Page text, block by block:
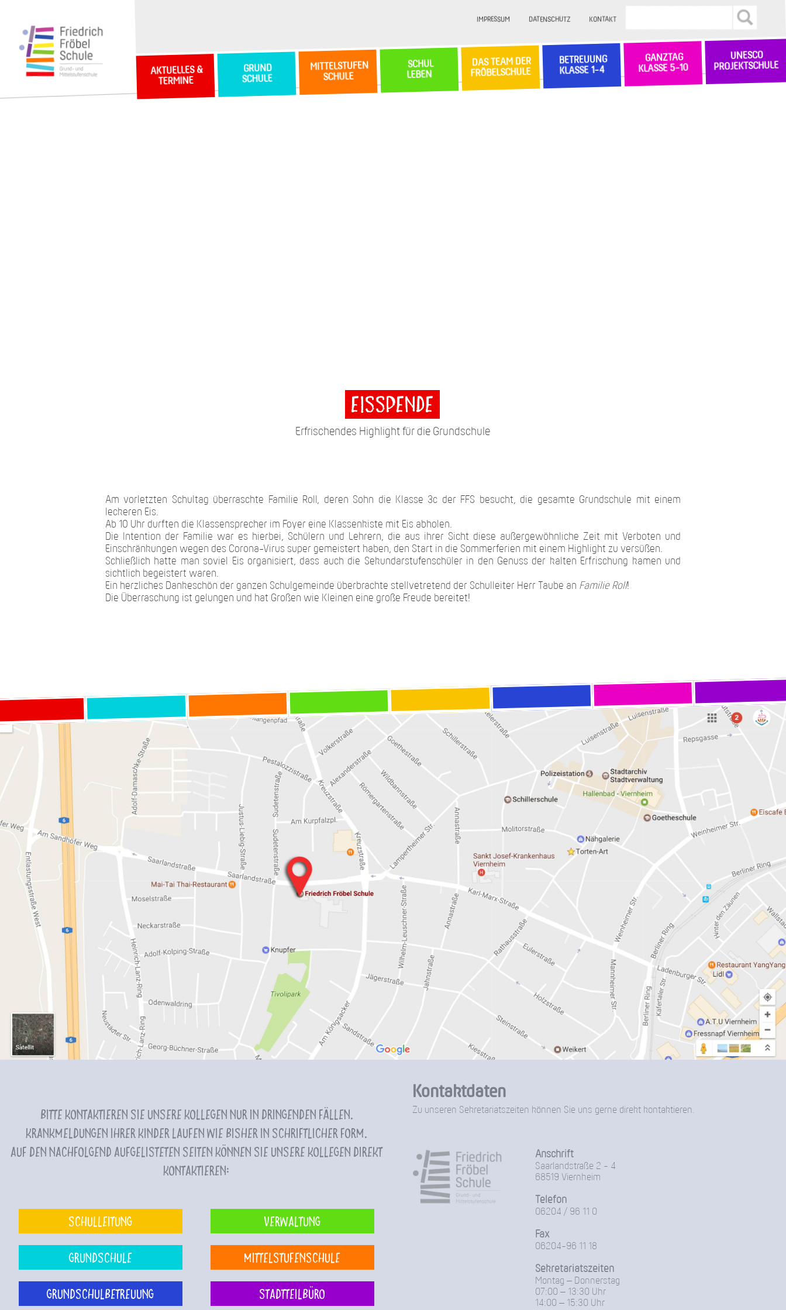
IMPRESSUM DATENSCHUTZ KONTAKT
AKTUELLES &
TERMINE
GRUND
SCHULE
MITTELSTUFEN
SCHULE
SCHUL
LEBEN
DAS TEAM DER
FRÖBELSCHULE
BETREUUNG
KLASSE 1-4
GANZTAG
KLASSE 5-10
UNESCO
PROJEKTSCHULE
Eisspende
Erfrischendes Highlight für die Grundschule
Am vorletzten Schultag überraschte Familie Roll, deren Sohn die Klasse 3c der FFS besucht, die gesamte Grundschule mit einem
leckeren Eis.
Ab 10 Uhr durften die Klassensprecher im Foyer eine Klassenkiste mit Eis abholen.
Die Intention der Familie war es hierbei, Schülern und Lehrern, die aus ihrer Sicht diese außergewöhnliche Zeit mit Verboten und
Einschränkungen wegen des Corona-Virus super gemeistert haben, den Start in die Sommerferien mit einem Highlight zu versüßen.
Schließlich hatte man soviel Eis organisiert, dass auch die Sekundarstufenschüler in den Genuss der kalten Erfrischung kamen und
sichtlich begeistert waren.
Ein herzliches Dankeschön der ganzen Schulgemeinde überbrachte stellvetretend der Schulleiter Herr Taube an Familie Roll!
Die Überraschung ist gelungen und hat Großen wie Kleinen eine große Freude bereitet!
Bitte kontaktieren Sie unsere Kollegen nur in dringenden Fällen.
Krankmeldungen Ihrer Kinder laufen wie bisher in schriftlicher Form.
Auf den nachfolgend aufgelisteten Seiten können Sie unsere Kollegen direkt
kontaktieren:
Schulleitung Verwaltung
Grundschule Mittelstufenschule
Grundschulbetreuung Stadtteilbüro
Kontaktdaten
Zu unseren Sekretariatszeiten können Sie uns gerne direkt kontaktieren.
Anschrift
Saarlandstraße 2 - 4
68519 Viernheim
Telefon
06204 / 96 11 0
Fax
06204-96 11 18
Sekretariatszeiten
Montag – Donnerstag
07:00 – 13:30 Uhr
14:00 – 15:30 Uhr